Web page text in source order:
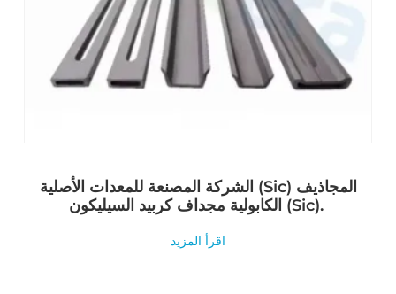
الشركة المصنعة للمعدات الأصلية (Sic) المجاذيف
الكابولية مجداف كربيد السيليكون (Sic).
اقرأ المزيد